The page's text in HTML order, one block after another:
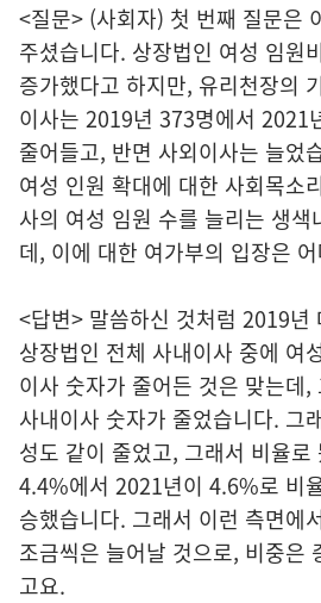
<질문> (사회자) 첫 번째 질문은
주셨습니다. 상장법인 여성 임원
증가했다고 하지만, 유리천장의
이사는 2019년 373명에서 2021
줄어들고, 반면 사외이사는 늘었
여성 인원 확대에 대한 사회목소
사의 여성 임원 수를 늘리는 생
데, 이에 대한 여가부의 입장은
<답변> 말씀하신 것처럼 2019년
상장법인 전체 사내이사 중에 여
이사 숫자가 줄어든 것은 맞는데,
사내이사 숫자가 줄었습니다. 그
성도 같이 줄었고, 그래서 비율
4.4%에서 2021년이 4.6%로 비
승했습니다. 그래서 이런 측면에
조금씩은 늘어날 것으로, 비중은
고요.